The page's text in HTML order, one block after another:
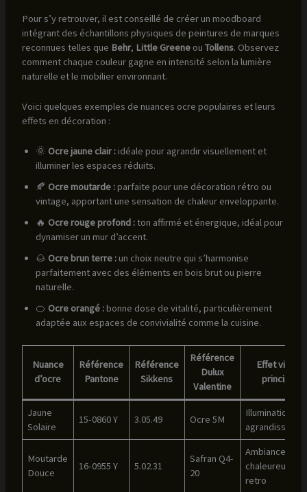
Pour s’y retrouver, il est conseillé de créer un moodboard
intégrant des échantillons physiques de peintures de marques
reconnues telles que Behr, Little Greeneou Tollens. Observez
comment chaque couleur gagne en intensité selon la lumière
naturelle et le mobilier environnant.
Voici quelques exemples de nuances ocre populaires et leurs
effets en décoration :
🌞 Ocre jaune clair :idéale pour agrandir visuellement et
illuminer les espaces réduits.
🍂 Ocre moutarde :parfaite pour une décoration rétro ou
vintage, apportant une sensation de chaleur enveloppante.
🔥 Ocre rouge profond :ton affirmé et énergique, idéal pour
dynamiser un mur d’accent.
🌰 Ocre brun terre :un choix neutre qui s’harmonise
parfaitement avec des éléments en bois brut ou pierre
naturelle.
🍊 Ocre orangé :bonne dose de vitalité, particulièrement
adaptée aux espaces de convivialité comme la cuisine.
Nuance
d’ocre
Référence
Pantone
Référence
Sikkens
Référence
Dulux
Valentine
Effet visuel
principal
Jaune
Solaire
15-0860 Y 3.05.49 Ocre 5M
Illumination et
Moutarde
Douce
16-0955 Y 5.02.31
Safran Q4-
20
Ambiance
chaleureuse et
retro